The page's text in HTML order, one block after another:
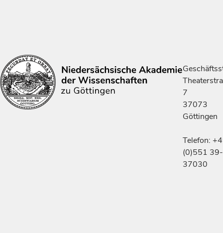
7
37073
Göttingen
Telefon:
(0)551 39-
37030